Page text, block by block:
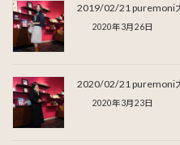
2019/02/21 puremoni
2020年3月26日
2020/02/21 puremoni
2020年3月23日